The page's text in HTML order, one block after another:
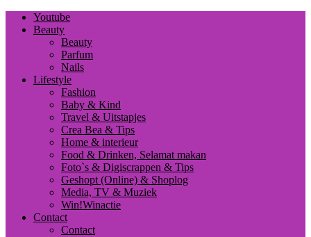
Youtube
Beauty
Beauty
Parfum
Nails
Lifestyle
Fashion
Baby & Kind
Travel & Uitstapjes
Crea Bea & Tips
Home & interieur
Food & Drinken, Selamat makan
Foto`s & Digiscrappen & Tips
Geshopt (Online) & Shoplog
Media, TV & Muziek
Win!Winactie
Contact
Contact